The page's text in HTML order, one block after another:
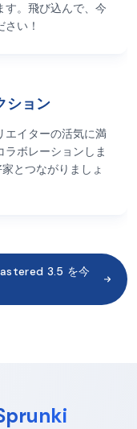
す。飛び込んで、今
い！
ション
エイターの活気に満
ボレーションしま
とつながりましょ
3.5 を今